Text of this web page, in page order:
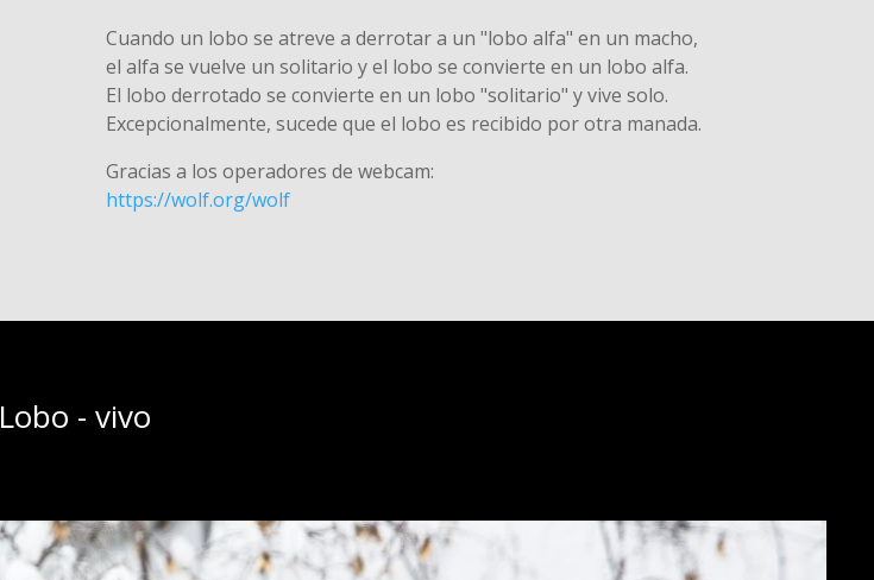
Cuando un lobo se atreve a derrotar a un "lobo alfa" en un macho,
el alfa se vuelve un solitario y el lobo se convierte en un lobo alfa.
El lobo derrotado se convierte en un lobo "solitario" y vive solo.
Excepcionalmente, sucede que el lobo es recibido por otra manada.
Gracias a los operadores de webcam:
https://wolf.org/wolf
Lobo - vivo